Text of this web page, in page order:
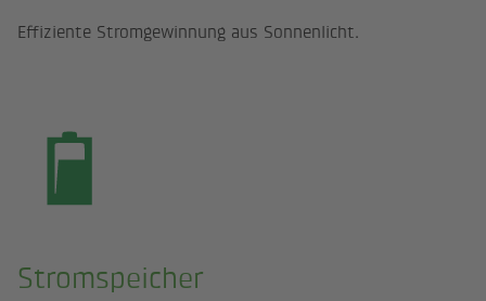
Effiziente Stromgewinnung aus Sonnenlicht.
Stromspeicher